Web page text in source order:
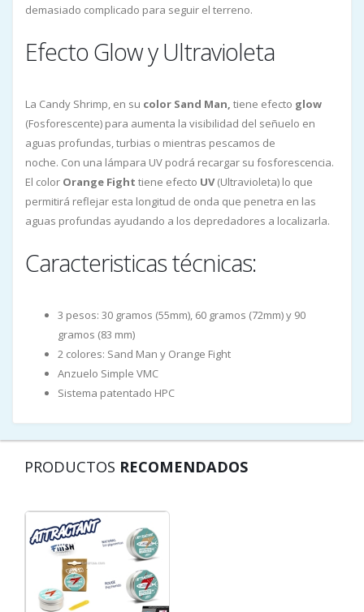
demasiado complicado para seguir el terreno.
Efecto Glow y Ultravioleta
La Candy Shrimp, en su color Sand Man, tiene efecto glow
(Fosforescente) para aumenta la visibilidad del señuelo en
aguas profundas, turbias o mientras pescamos de
noche. Con una lámpara UV podrá recargar su fosforescencia.
El color Orange Fight tiene efecto UV(Ultravioleta) lo que
permitirá reflejar esta longitud de onda que penetra en las
aguas profundas ayudando a los depredadores a localizarla.
Caracteristicas técnicas:
3 pesos: 30 gramos (55mm), 60 gramos (72mm) y 90
gramos (83 mm)
2 colores: Sand Man y Orange Fight
Anzuelo Simple VMC
Sistema patentado HPC
PRODUCTOS RECOMENDADOS